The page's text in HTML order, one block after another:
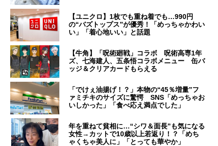
【ユニクロ】1枚でも重ね着でも…990円
の“バズトップス”が優秀！「めっちゃかわい
い」「着心地いい」と話題
【牛角】「呪術廻戦」コラボ 呪術高専1年
ズ、七海建人、五条悟コラボメニュー 缶バ
ッジ＆クリアカードもらえる
「でけぇ油揚げ！？」本物の“45％増量”フ
ァミチキのサイズに驚愕 SNS「めっちゃお
いしかった」「食べ応え満点でした」
年を重ねて貧相に…“シワ＆面長”も気になる
女性→カットで10歳以上若返り！？「めち
ゃくちゃ美人に」「とっても華やか」